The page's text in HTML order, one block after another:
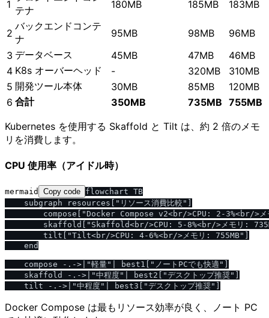
1 テナ
180MB 185MB 183MB
2
バックエンドコンテ
ナ
95MB 98MB
96MB
3 データベース 45MB 47MB
46MB
4 K8s オーバーヘッド - 320MB
310MB
5 開発ツール本体 30MB 85MB
120MB
6 合計 350MB 735MB 755MB
Kubernetes を使用する Skaffold と Tilt は、約 2 倍のメモ
リを消費します。
CPU 使用率（アイドル時）
mermaid Copy code flowchart TB
    subgraph resources["リソース消費比較"]
compose["Docker Compose v2<br/>CPU: 2-3%<br/>メ
skaffold["Skaffold<br/>CPU: 5-8%<br/>メモリ:
        tilt["Tilt<br/>CPU: 4-6%<br/>メモリ: 755MB"]
    end
    compose -.->|"軽量"| best1["ノートPCでも快適"]
    skaffold -.->|"中程度"| best2["デスクトップ推奨"]
Docker Compose は最もリソース効率が良く、ノート PC